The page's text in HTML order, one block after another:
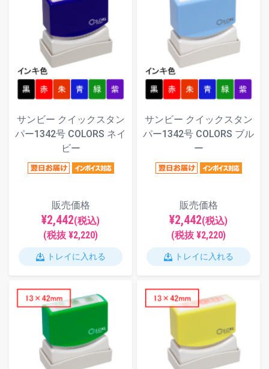
サンビー クイックスタン
パー1342号 COLORS ネイ
ビー
販売価格
¥2,442(税込)
(税抜 ¥2,220)
トレイに入れる
サンビー クイックスタン
パー1342号 COLORS ブル
ー
販売価格
¥2,442(税込)
(税抜 ¥2,220)
トレイに入れる